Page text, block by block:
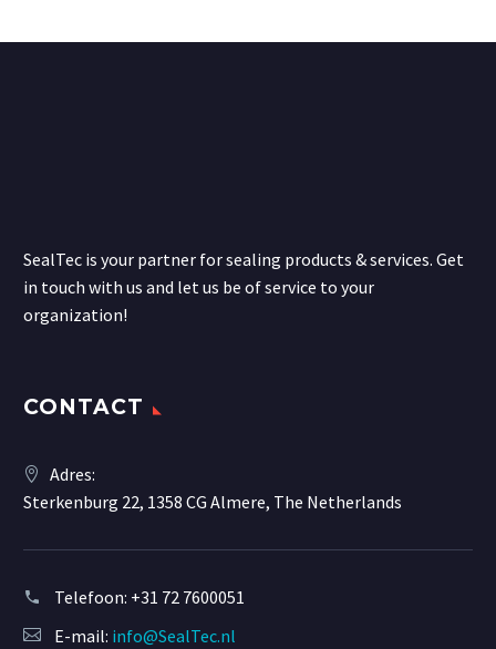
SealTec is your partner for sealing products & services. Get
in touch with us and let us be of service to your
organization!
CONTACT
Adres:
Sterkenburg 22, 1358 CG Almere, The Netherlands
Telefoon: +31 72 7600051
E-mail: info@SealTec.nl